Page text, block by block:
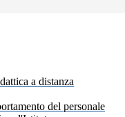
a distanza
del personale